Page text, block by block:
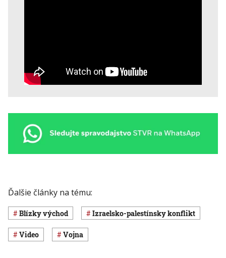
Ďalšie články na tému:
Blízky východ izraelsko-palestínsky konflikt
Video vojna